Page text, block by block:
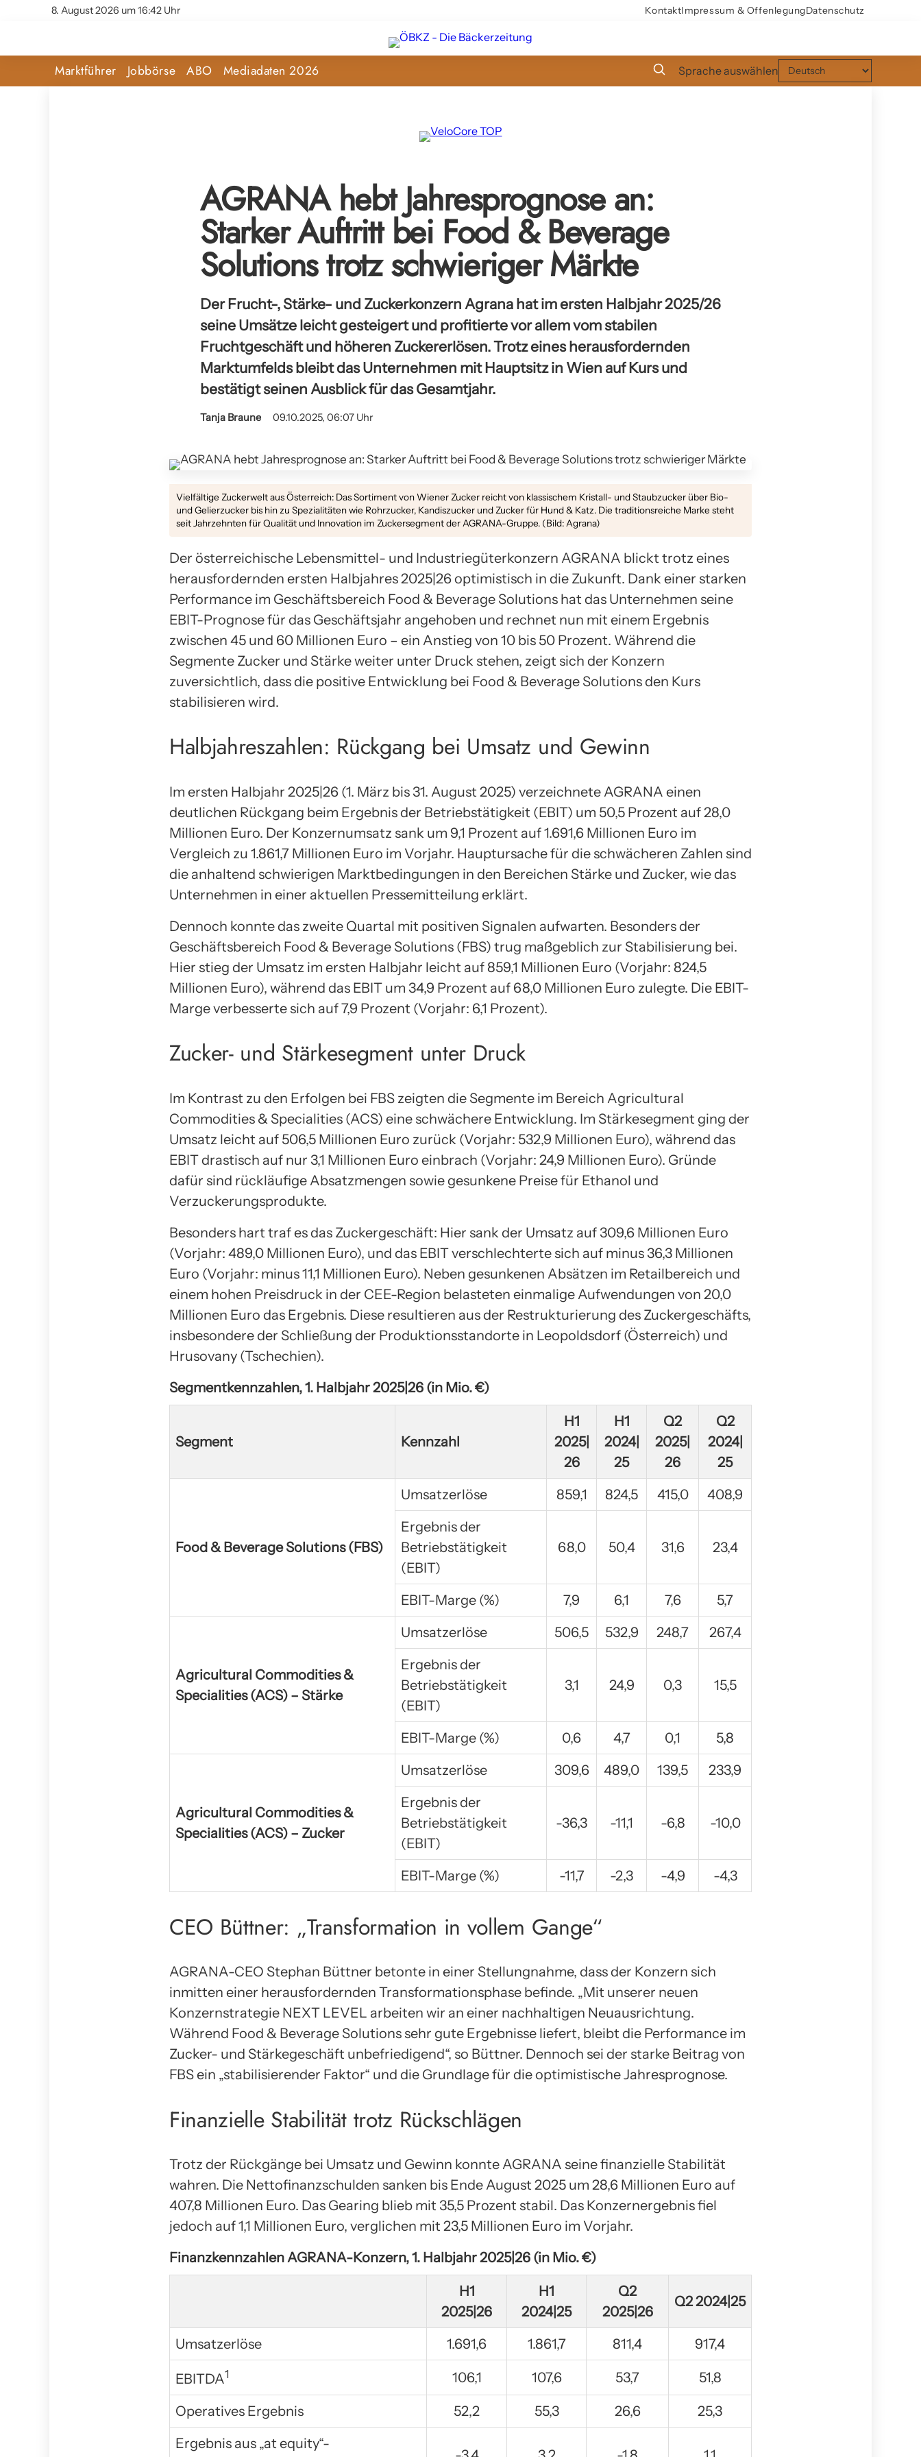
8. August 2026 um 16:42 Uhr KontaktImpressum & OffenlegungDatenschutz
Marktführer Jobbörse ABO Mediadaten 2026 Sprache auswählen
AGRANA hebt Jahresprognose an:
Starker Auftritt bei Food & Beverage
Solutions trotz schwieriger Märkte
Der Frucht-, Stärke- und Zuckerkonzern Agrana hat im ersten Halbjahr 2025/26
seine Umsätze leicht gesteigert und profitierte vor allem vom stabilen
Fruchtgeschäft und höheren Zuckererlösen. Trotz eines herausfordernden
Marktumfelds bleibt das Unternehmen mit Hauptsitz in Wien auf Kurs und
bestätigt seinen Ausblick für das Gesamtjahr.
Tanja Braune 09.10.2025, 06:07 Uhr
Vielfältige Zuckerwelt aus Österreich: Das Sortiment von Wiener Zucker reicht von klassischem Kristall- und Staubzucker über Bio-
und Gelierzucker bis hin zu Spezialitäten wie Rohrzucker, Kandiszucker und Zucker für Hund & Katz. Die traditionsreiche Marke steht
seit Jahrzehnten für Qualität und Innovation im Zuckersegment der AGRANA-Gruppe. (Bild: Agrana)
Der österreichische Lebensmittel- und Industriegüterkonzern AGRANA blickt trotz eines
herausfordernden ersten Halbjahres 2025|26 optimistisch in die Zukunft. Dank einer starken
Performance im Geschäftsbereich Food & Beverage Solutions hat das Unternehmen seine
EBIT-Prognose für das Geschäftsjahr angehoben und rechnet nun mit einem Ergebnis
zwischen 45 und 60 Millionen Euro – ein Anstieg von 10 bis 50 Prozent. Während die
Segmente Zucker und Stärke weiter unter Druck stehen, zeigt sich der Konzern
zuversichtlich, dass die positive Entwicklung bei Food & Beverage Solutions den Kurs
stabilisieren wird.
Halbjahreszahlen: Rückgang bei Umsatz und Gewinn
Im ersten Halbjahr 2025|26 (1. März bis 31. August 2025) verzeichnete AGRANA einen
deutlichen Rückgang beim Ergebnis der Betriebstätigkeit (EBIT) um 50,5 Prozent auf 28,0
Millionen Euro. Der Konzernumsatz sank um 9,1 Prozent auf 1.691,6 Millionen Euro im
Vergleich zu 1.861,7 Millionen Euro im Vorjahr. Hauptursache für die schwächeren Zahlen sind
die anhaltend schwierigen Marktbedingungen in den Bereichen Stärke und Zucker, wie das
Unternehmen in einer aktuellen Pressemitteilung erklärt.
Dennoch konnte das zweite Quartal mit positiven Signalen aufwarten. Besonders der
Geschäftsbereich Food & Beverage Solutions (FBS) trug maßgeblich zur Stabilisierung bei.
Hier stieg der Umsatz im ersten Halbjahr leicht auf 859,1 Millionen Euro (Vorjahr: 824,5
Millionen Euro), während das EBIT um 34,9 Prozent auf 68,0 Millionen Euro zulegte. Die EBIT-
Marge verbesserte sich auf 7,9 Prozent (Vorjahr: 6,1 Prozent).
Zucker- und Stärkesegment unter Druck
Im Kontrast zu den Erfolgen bei FBS zeigten die Segmente im Bereich Agricultural
Commodities & Specialities (ACS) eine schwächere Entwicklung. Im Stärkesegment ging der
Umsatz leicht auf 506,5 Millionen Euro zurück (Vorjahr: 532,9 Millionen Euro), während das
EBIT drastisch auf nur 3,1 Millionen Euro einbrach (Vorjahr: 24,9 Millionen Euro). Gründe
dafür sind rückläufige Absatzmengen sowie gesunkene Preise für Ethanol und
Verzuckerungsprodukte.
Besonders hart traf es das Zuckergeschäft: Hier sank der Umsatz auf 309,6 Millionen Euro
(Vorjahr: 489,0 Millionen Euro), und das EBIT verschlechterte sich auf minus 36,3 Millionen
Euro (Vorjahr: minus 11,1 Millionen Euro). Neben gesunkenen Absätzen im Retailbereich und
einem hohen Preisdruck in der CEE-Region belasteten einmalige Aufwendungen von 20,0
Millionen Euro das Ergebnis. Diese resultieren aus der Restrukturierung des Zuckergeschäfts,
insbesondere der Schließung der Produktionsstandorte in Leopoldsdorf (Österreich) und
Hrusovany (Tschechien).
Segmentkennzahlen, 1. Halbjahr 2025|26 (in Mio. €)
Segment Kennzahl
H1
2025|
26
H1
2024|
25
Q2
2025|
26
Q2
2024|
25
Food & Beverage Solutions (FBS)
Umsatzerlöse 859,1 824,5 415,0
408,9
Ergebnis der
Betriebstätigkeit
(EBIT)
68,0 50,4 31,6 23,4
EBIT-Marge (%) 7,9 6,1 7,6 5,7
Agricultural Commodities &
Specialities (ACS) – Stärke
Umsatzerlöse 506,5 532,9 248,7
267,4
Ergebnis der
Betriebstätigkeit
(EBIT)
3,1 24,9 0,3 15,5
EBIT-Marge (%) 0,6 4,7 0,1 5,8
Agricultural Commodities &
Specialities (ACS) – Zucker
Umsatzerlöse 309,6 489,0 139,5
233,9
Ergebnis der
Betriebstätigkeit
(EBIT)
-36,3 -11,1 -6,8 -10,0
EBIT-Marge (%) -11,7 -2,3 -4,9 -4,3
CEO Büttner: „Transformation in vollem Gange“
AGRANA-CEO Stephan Büttner betonte in einer Stellungnahme, dass der Konzern sich
inmitten einer herausfordernden Transformationsphase befinde. „Mit unserer neuen
Konzernstrategie NEXT LEVEL arbeiten wir an einer nachhaltigen Neuausrichtung.
Während Food & Beverage Solutions sehr gute Ergebnisse liefert, bleibt die Performance im
Zucker- und Stärkegeschäft unbefriedigend“, so Büttner. Dennoch sei der starke Beitrag von
FBS ein „stabilisierender Faktor“ und die Grundlage für die optimistische Jahresprognose.
Finanzielle Stabilität trotz Rückschlägen
Trotz der Rückgänge bei Umsatz und Gewinn konnte AGRANA seine finanzielle Stabilität
wahren. Die Nettofinanzschulden sanken bis Ende August 2025 um 28,6 Millionen Euro auf
407,8 Millionen Euro. Das Gearing blieb mit 35,5 Prozent stabil. Das Konzernergebnis fiel
jedoch auf 1,1 Millionen Euro, verglichen mit 23,5 Millionen Euro im Vorjahr.
Finanzkennzahlen AGRANA-Konzern, 1. Halbjahr 2025|26 (in Mio. €)
H1
2025|26
H1
2024|25
Q2
2025|26
Q2 2024|25
Umsatzerlöse 1.691,6 1.861,7 811,4 917,4
EBITDA1 106,1 107,6 53,7 51,8
Operatives Ergebnis 52,2 55,3 26,6
25,3
Ergebnis aus „at equity“-